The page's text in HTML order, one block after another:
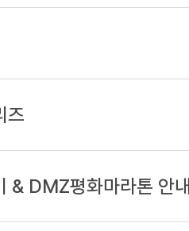
즈
& DMZ평화마라톤 안내